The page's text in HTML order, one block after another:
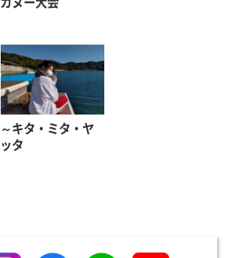
カヌー大会
～キタ・ミタ・ヤ
ッタ